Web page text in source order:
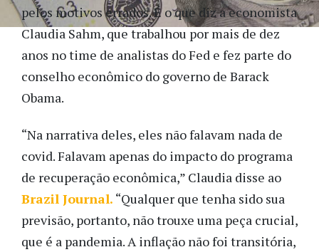
pelos motivos errados. É o quediz a economista
Claudia Sahm, que trabalhou por mais de dez
anos no time de analistas do Fed e fez parte do
conselho econômico do governo de Barack
Obama.
“Na narrativa deles, eles não falavam nada de
covid. Falavam apenas do impacto do programa
de recuperação econômica,” Claudia disse ao
Brazil Journal. “Qualquer que tenha sido sua
previsão, portanto, não trouxe uma peça crucial,
que é a pandemia. A inflação não foi transitória,